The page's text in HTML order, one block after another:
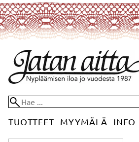
TUOTTEET MYYMÄLÄ INFO